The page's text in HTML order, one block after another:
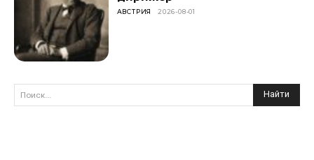
АВСТРИЯ 2026-08-01
Поиск... Найти